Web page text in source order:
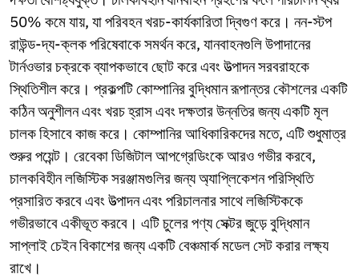
Swahili
Tajik
Tamil
Telugu
Thai
Ukrainian
Urdu
Uzbek
Vietnamese
Welsh
Xhosa
Yiddish
Yoruba
Zulu
Kinyarwanda
50% কমে যায়, যা পরিবহন খরচ-কার্যকারিতা দ্বিগুণ করে। নন-স্টপ
রাউন্ড-দ্য-ক্লক পরিষেবাকে সমর্থন করে, যানবাহনগুলি উপাদানের
টার্নওভার চক্রকে ব্যাপকভাবে ছোট করে এবং উত্পাদন সরবরাহকে
স্থিতিশীল করে। প্রকল্পটি কোম্পানির বুদ্ধিমান রূপান্তর কৌশলের একটি
কঠিন অনুশীলন এবং খরচ হ্রাস এবং দক্ষতার উন্নতির জন্য একটি মূল
চালক হিসাবে কাজ করে। কোম্পানির আধিকারিকদের মতে, এটি শুধুমাত্র
শুরুর পয়েন্ট। রেবেকা ডিজিটাল আপগ্রেডিংকে আরও গভীর করবে,
চালকবিহীন লজিস্টিক সরঞ্জামগুলির জন্য অ্যাপ্লিকেশন পরিস্থিতি
প্রসারিত করবে এবং উত্পাদন এবং পরিচালনার সাথে লজিস্টিককে
গভীরভাবে একীভূত করবে। এটি চুলের পণ্য সেক্টর জুড়ে বুদ্ধিমান
সাপ্লাই চেইন বিকাশের জন্য একটি বেঞ্চমার্ক মডেল সেট করার লক্ষ্য
রাখে।